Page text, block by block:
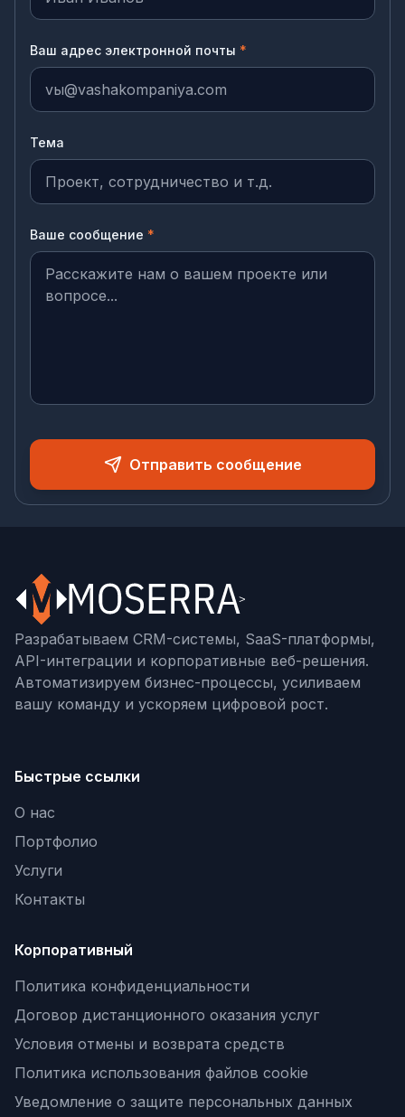
Ваш адрес электронной почты *
Тема
Ваше сообщение *
Отправить сообщение
Разрабатываем CRM-системы, SaaS-платформы,
API-интеграции и корпоративные веб-решения.
Автоматизируем бизнес-процессы, усиливаем
вашу команду и ускоряем цифровой рост.
Быстрые ссылки
О нас
Портфолио
Услуги
Контакты
Корпоративный
Политика конфиденциальности
Договор дистанционного оказания услуг
Условия отмены и возврата средств
Политика использования файлов cookie
Уведомление о защите персональных данных